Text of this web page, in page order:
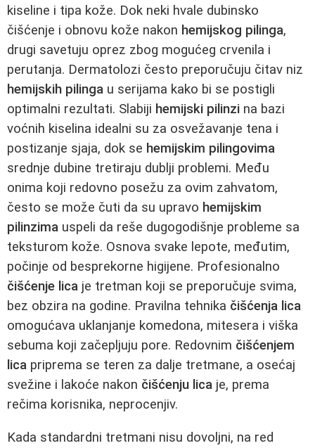
kiseline i tipa kože. Dok neki hvale dubinsko
čišćenje i obnovu kože nakon hemijskog pilinga,
drugi savetuju oprez zbog mogućeg crvenila i
perutanja. Dermatolozi često preporučuju čitav niz
hemijskih pilinga u serijama kako bi se postigli
optimalni rezultati. Slabiji hemijski pilinzi na bazi
voćnih kiselina idealni su za osvežavanje tena i
postizanje sjaja, dok se hemijskim pilingovima
srednje dubine tretiraju dublji problemi. Među
onima koji redovno posežu za ovim zahvatom,
često se može čuti da su upravo hemijskim
pilinzima uspeli da reše dugogodišnje probleme sa
teksturom kože. Osnova svake lepote, međutim,
počinje od besprekorne higijene. Profesionalno
čišćenje lica je tretman koji se preporučuje svima,
bez obzira na godine. Pravilna tehnika čišćenja lica
omogućava uklanjanje komedona, mitesera i viška
sebuma koji začepljuju pore. Redovnim čišćenjem
lica priprema se teren za dalje tretmane, a osećaj
svežine i lakoće nakon čišćenju lica je, prema
rečima korisnika, neprocenjiv.
Kada standardni tretmani nisu dovoljni, na red